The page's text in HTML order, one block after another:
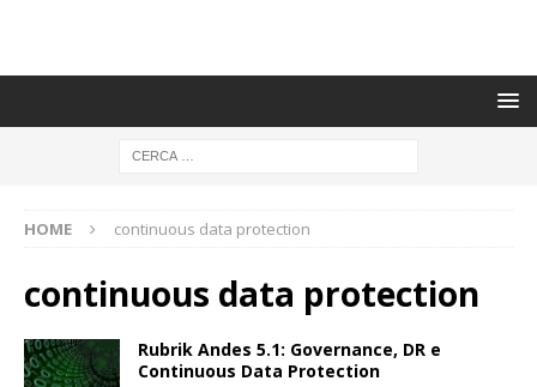
HOME continuous data protection
continuous data protection
Rubrik Andes 5.1: Governance, DR e
Continuous Data Protection